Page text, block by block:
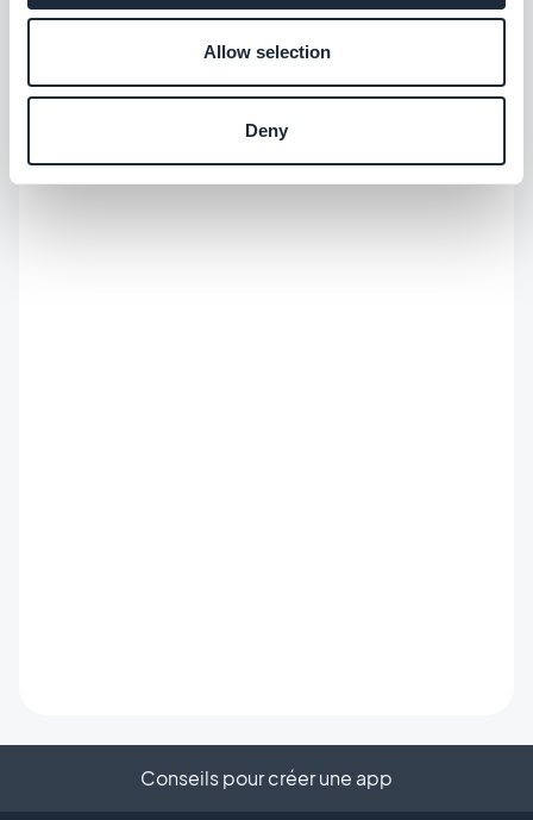
Allow selection
Deny
ressortent dans les réponses des IA. Storyteller
notre app builder no-code facile à trouver et
impossible à oublier.
Conseils pour créer une app